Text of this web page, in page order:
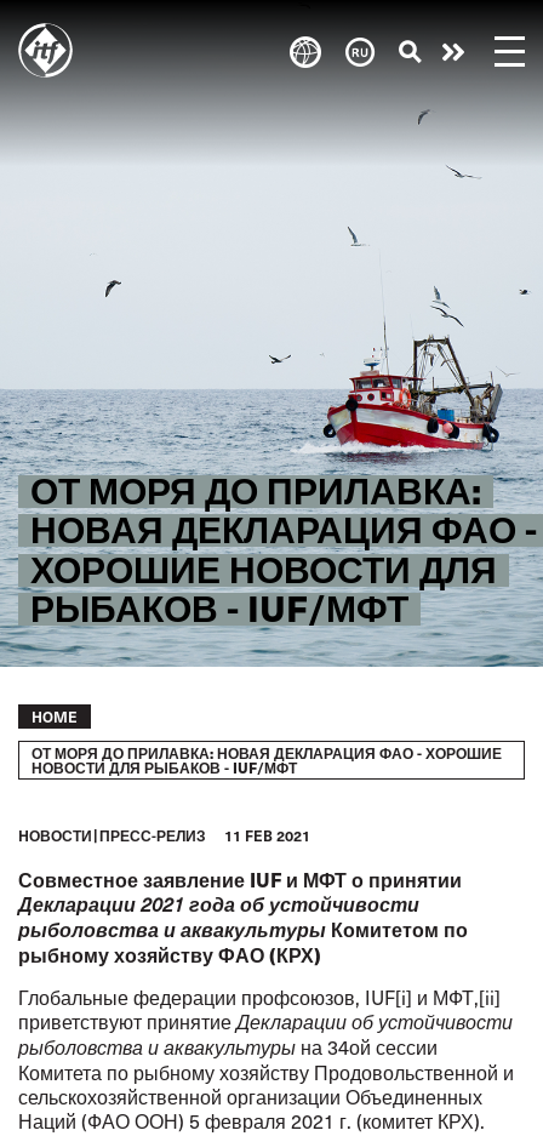
Skip
to
main
content
ОТ МОРЯ ДО ПРИЛАВКА:
НОВАЯ ДЕКЛАРАЦИЯ ФАО -
ХОРОШИЕ НОВОСТИ ДЛЯ
РЫБАКОВ - IUF/МФТ
Take
action
Breadcrumb
HOME
ОТ МОРЯ ДО ПРИЛАВКА: НОВАЯ ДЕКЛАРАЦИЯ ФАО - ХОРОШИЕ
НОВОСТИ ДЛЯ РЫБАКОВ - IUF/МФТ
HОВОСТИ ПРЕСС-РЕЛИЗ 11 FEB 2021
Совместное заявление IUF и МФТ о принятии
Декларации 2021 года об устойчивости
рыболовства и аквакультуры Комитетом по
рыбному хозяйству ФАО (КРХ)
Глобальные федерации профсоюзов, IUF[i] и МФТ,[ii]
приветствуют принятиеДекларации об устойчивости
рыболовства и аквакультуры на 34ой сессии
Комитета по рыбному хозяйству Продовольственной и
сельскохозяйственной организации Объединенных
Наций (ФАО ООН) 5 февраля 2021 г. (комитет КРХ).